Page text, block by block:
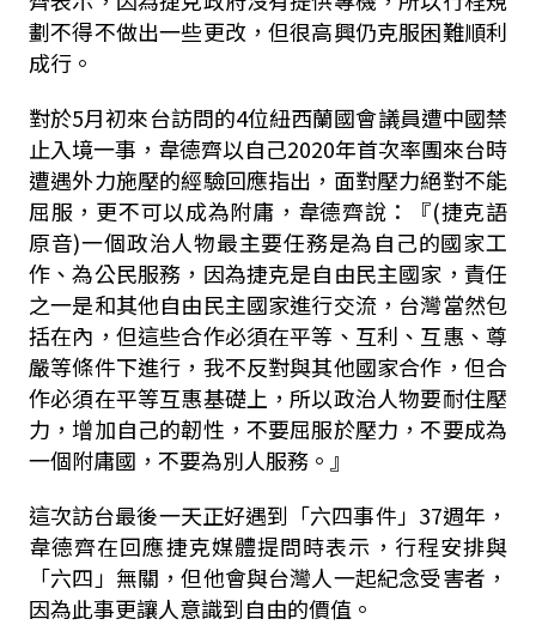
劃不得不做出一些更改，但很高興仍克服困難順利
成行。
對於5月初來台訪問的4位紐西蘭國會議員遭中國禁
止入境一事，韋德齊以自己2020年首次率團來台時
遭遇外力施壓的經驗回應指出，面對壓力絕對不能
屈服，更不可以成為附庸，韋德齊說：『(捷克語
原音)一個政治人物最主要任務是為自己的國家工
作、為公民服務，因為捷克是自由民主國家，責任
之一是和其他自由民主國家進行交流，台灣當然包
括在內，但這些合作必須在平等、互利、互惠、尊
嚴等條件下進行，我不反對與其他國家合作，但合
作必須在平等互惠基礎上，所以政治人物要耐住壓
力，增加自己的韌性，不要屈服於壓力，不要成為
一個附庸國，不要為別人服務。』
這次訪台最後一天正好遇到「六四事件」37週年，
韋德齊在回應捷克媒體提問時表示，行程安排與
「六四」無關，但他會與台灣人一起紀念受害者，
因為此事更讓人意識到自由的價值。